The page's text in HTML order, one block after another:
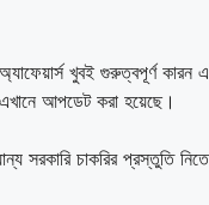
খুবই গুরুত্বপূর্ণ কারন
আপডেট করা হয়েছে।
সরকারি চাকরির প্রস্তুতি